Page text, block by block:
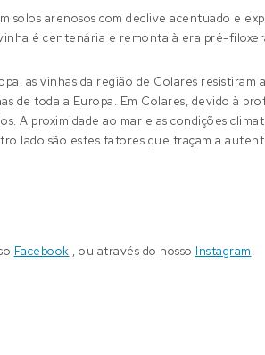
solos arenosos com declive acentuado e
é centenária e remonta à era pré-
as vinhas da região de Colares
de toda a Europa. Em Colares, devido à
A proximidade ao mar e as condições
lado são estes fatores que traçam a
Facebook , ou através do nosso Instagram.